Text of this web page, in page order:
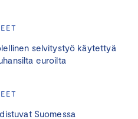
selvitystyö käytettyä
euroilta
Suomessa